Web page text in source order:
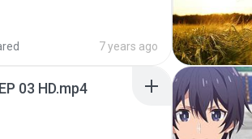
7 years ago
03 HD.mp4